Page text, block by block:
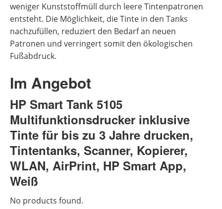
weniger Kunststoffmüll durch leere Tintenpatronen
entsteht. Die Möglichkeit, die Tinte in den Tanks
nachzufüllen, reduziert den Bedarf an neuen
Patronen und verringert somit den ökologischen
Fußabdruck.
Im Angebot
HP Smart Tank 5105
Multifunktionsdrucker inklusive
Tinte für bis zu 3 Jahre drucken,
Tintentanks, Scanner, Kopierer,
WLAN, AirPrint, HP Smart App,
Weiß
No products found.